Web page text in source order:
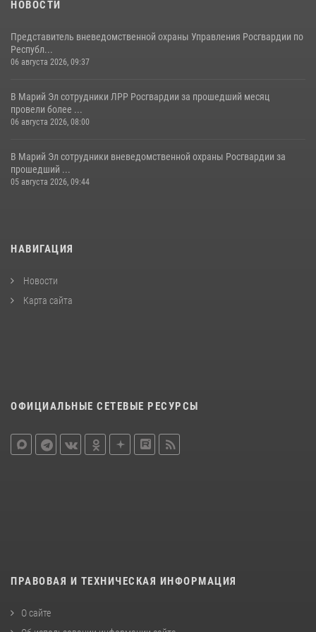
НОВОСТИ
Представитель вневедомственной охраны Управления Росгвардии по
Республ...
06 августа 2026, 09:37
В Марий Эл сотрудники ЛРР Росгвардии за прошедший месяц
провели более ...
06 августа 2026, 08:00
В Марий Эл сотрудники вневедомственной охраны Росгвардии за
прошедший ...
05 августа 2026, 09:44
НАВИГАЦИЯ
Новости
Карта сайта
ОФИЦИАЛЬНЫЕ СЕТЕВЫЕ РЕСУРСЫ
ПРАВОВАЯ И ТЕХНИЧЕСКАЯ ИНФОРМАЦИЯ
О сайте